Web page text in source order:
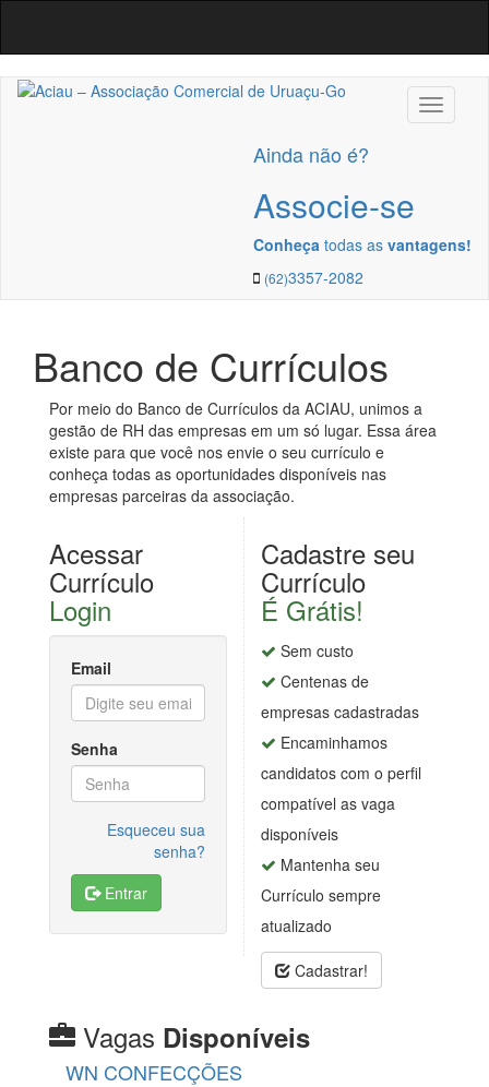
Ainda não é?
Associe-se
Conheça todas as vantagens!
(62)3357-2082
Banco de Currículos
Por meio do Banco de Currículos da ACIAU, unimos a
gestão de RH das empresas em um só lugar. Essa área
existe para que você nos envie o seu currículo e
conheça todas as oportunidades disponíveis nas
empresas parceiras da associação.
Acessar
Currículo
Login
Email
Senha
Esqueceu sua
senha?
Entrar
Cadastre seu
Currículo
É Grátis!
Sem custo
Centenas de
empresas cadastradas
Encaminhamos
candidatos com o perfil
compatível as vaga
disponíveis
Mantenha seu
Currículo sempre
atualizado
Cadastrar!
Vagas Disponíveis
WN CONFECÇÕES